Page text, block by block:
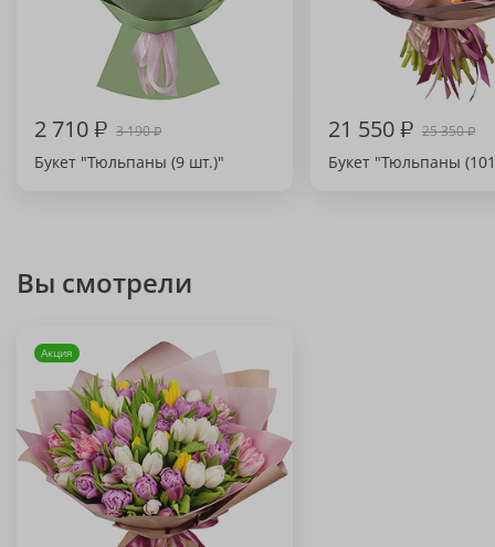
2 710₽ 3 190₽
Букет "Тюльпаны (9 шт.)"
21 550₽ 25 350₽
Букет "Тюльпаны
Вы смотрели
Акция